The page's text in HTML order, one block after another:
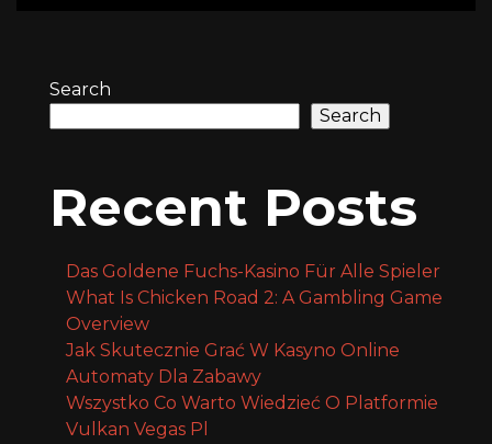
Search
Search
Recent Posts
Das Goldene Fuchs-Kasino Für Alle Spieler
What Is Chicken Road 2: A Gambling Game
Overview
Jak Skutecznie Grać W Kasyno Online
Automaty Dla Zabawy
Wszystko Co Warto Wiedzieć O Platformie
Vulkan Vegas Pl